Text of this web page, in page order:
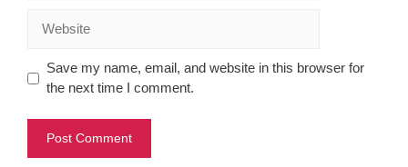
Save my name, email, and website in this browser for
the next time I comment.